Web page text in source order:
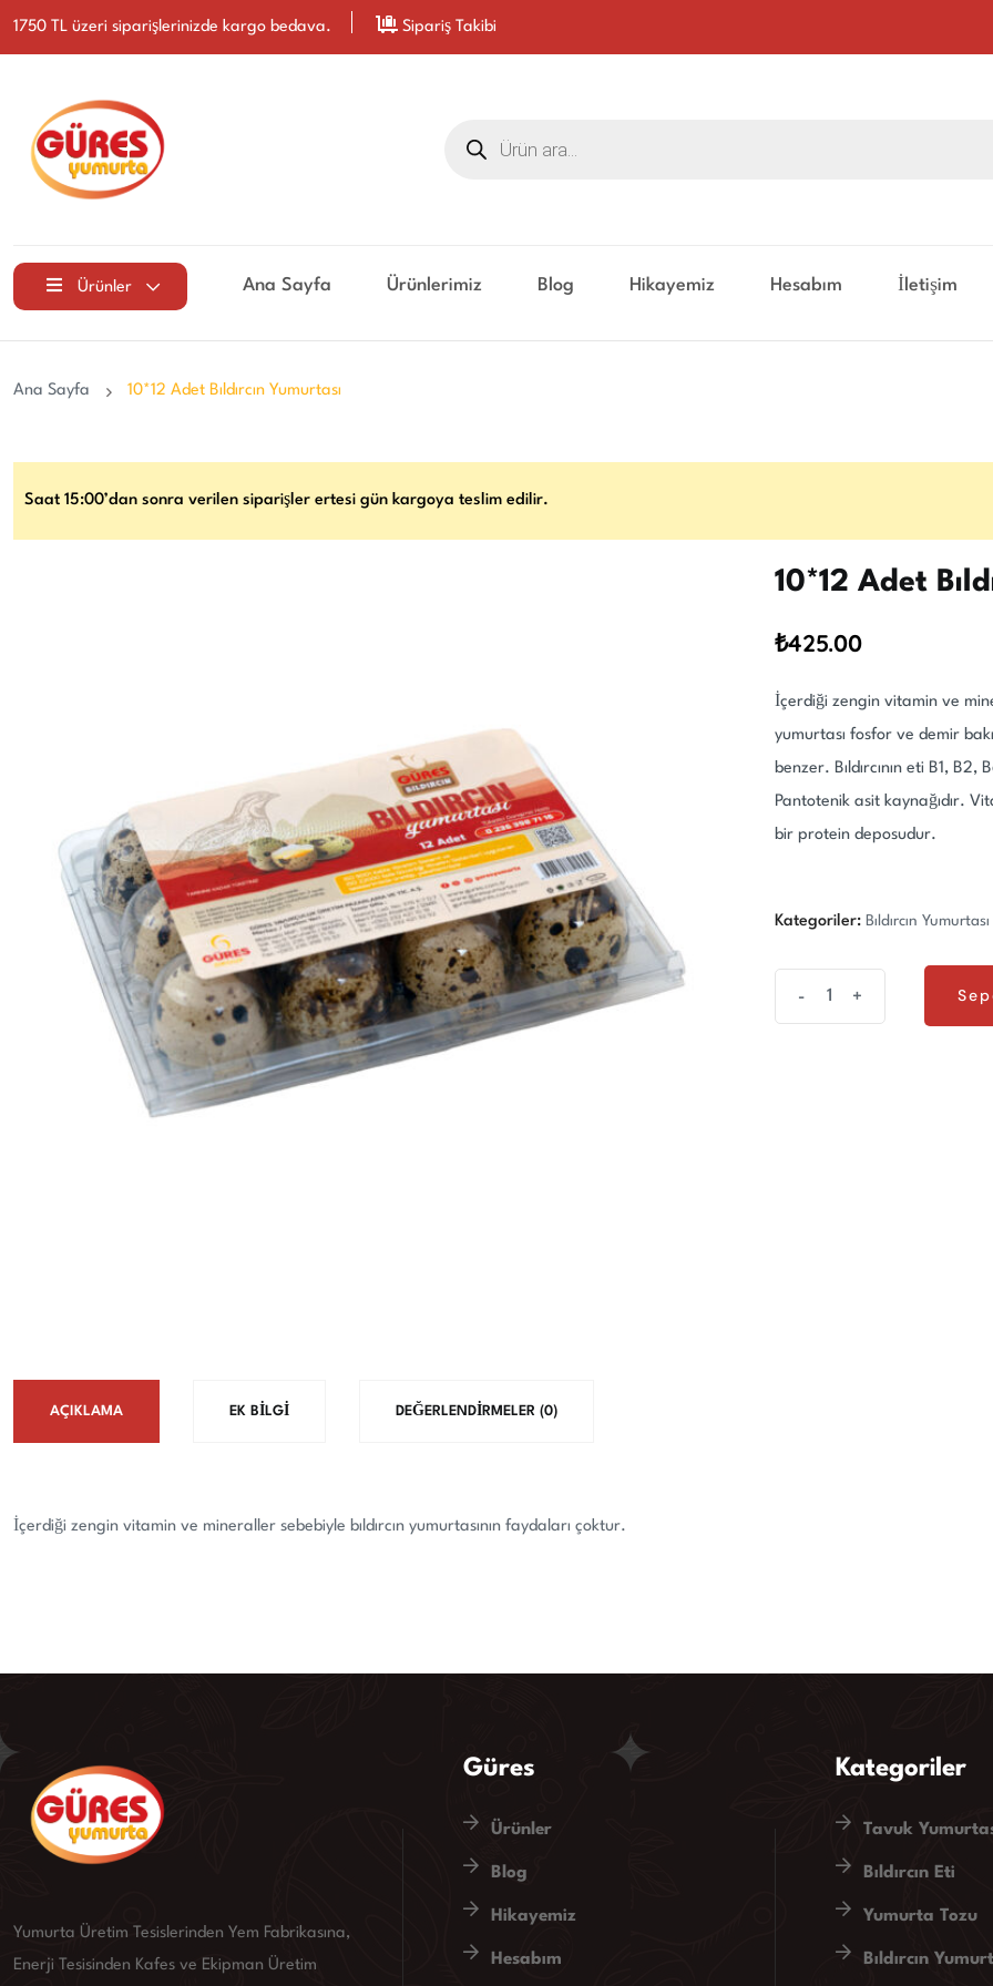
1750 TL üzeri siparişlerinizde kargo bedava. Sipariş Takibi
search
Ürünler Ana Sayfa Ürünlerimiz Blog Hikayemiz Hesabım İletişim
Ana Sayfa 10*12 Adet Bıldırcın Yumurtası
Saat 15:00’dan sonra verilen siparişler ertesi gün kargoya teslim edilir.
10*12 Adet
₺425.00
İçerdiği zengin vitamin ve
yumurtası fosfor ve demir
benzer. Bıldırcının eti B1,
Pantotenik asit kaynağıdır.
bir protein deposudur.
Kategoriler: Bıldırcın Yumurtası
- +
AÇIKLAMA EK BILGI DEĞERLENDIRMELER (0)
İçerdiği zengin vitamin ve mineraller sebebiyle bıldırcın yumurtasının faydaları çoktur.
Yumurta Üretim Tesislerinden Yem Fabrikasına,
Enerji Tesisinden Kafes ve Ekipman Üretim
Güres
Ürünler
Blog
Hikayemiz
Hesabım
Kategoriler
Tavuk
Bıldırcın Eti
Yumurta Tozu
Bıldırcın